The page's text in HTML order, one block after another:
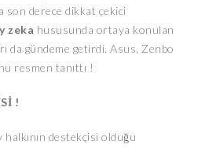
son derece dikkat çekici
zeka hususunda ortaya konulan
da gündeme getirdi. Asus, Zenbo
resmen tanıttı !
!
destekçisi olduğu